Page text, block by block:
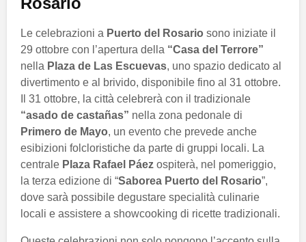
Le celebrazioni a Puerto del Rosario sono iniziate il
29 ottobre con l’apertura della “Casa del Terrore”
nella Plaza de Las Escuevas, uno spazio dedicato al
divertimento e al brivido, disponibile fino al 31 ottobre.
Il 31 ottobre, la città celebrerà con il tradizionale
“asado de castañas” nella zona pedonale di
Primero de Mayo, un evento che prevede anche
esibizioni folcloristiche da parte di gruppi locali. La
centrale Plaza Rafael Páez ospiterà, nel pomeriggio,
la terza edizione di “Saborea Puerto del Rosario”,
dove sarà possibile degustare specialità culinarie
locali e assistere a showcooking di ricette tradizionali.